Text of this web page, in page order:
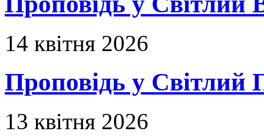
14 квітня 2026
Проповідь у Світлий
13 квітня 2026